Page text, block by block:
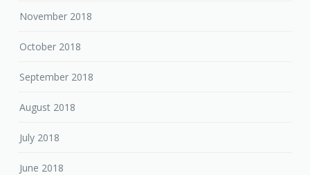
November 2018
October 2018
September 2018
August 2018
July 2018
June 2018